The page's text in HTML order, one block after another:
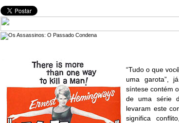
“Tudo o que
uma garota”,
síntese contém
de uma série
levaram este
significa